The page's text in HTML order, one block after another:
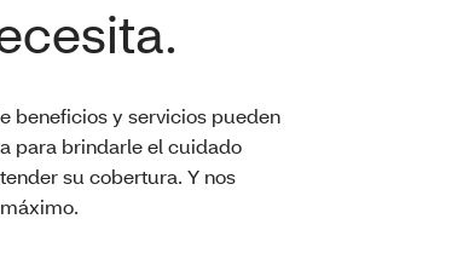
beneficios y servicios pueden
para brindarle el cuidado
su cobertura. Y nos